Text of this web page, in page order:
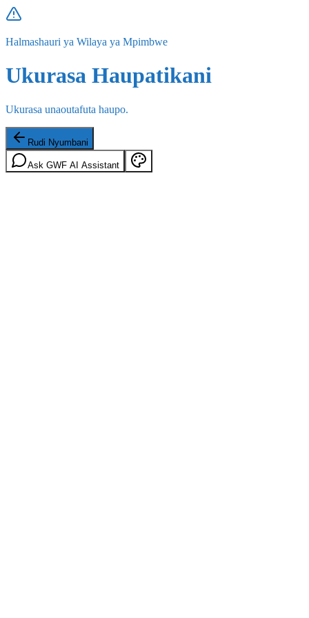
Halmashauri ya Wilaya ya Mpimbwe
Ukurasa Haupatikani
Ukurasa unaoutafuta haupo.
Rudi Nyumbani
Ask GWF AI Assistant